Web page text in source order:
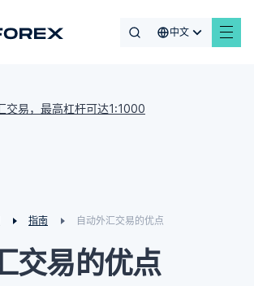
中文
交易，最高杠杆可达1:1000
指南 自动外汇交易的优点
交易的优点